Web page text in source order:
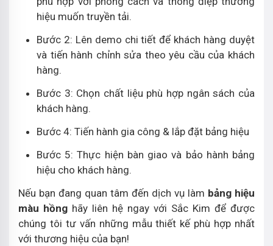
hiệu muốn truyền tải.
Bước 2: Lên demo chi tiết để khách hàng duyệt
và tiến hành chỉnh sửa theo yêu cầu của khách
hàng.
Bước 3: Chọn chất liệu phù hợp ngân sách của
khách hàng.
Bước 4: Tiến hành gia công & lắp đặt bảng hiệu
Bước 5: Thực hiện bàn giao và bảo hành bảng
hiệu cho khách hàng.
Nếu bạn đang quan tâm đến dịch vụ làm bảng hiệu
màu hồng hãy liên hệ ngay với Sắc Kim để được
chúng tôi tư vấn những mẫu thiết kế phù hợp nhất
với thương hiệu của bạn!